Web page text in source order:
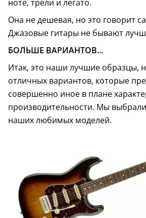
ноте, трели и легато.
Она не дешевая, но это говорит
Джазовые гитары не бывают
БОЛЬШЕ ВАРИАНТОВ...
Итак, это наши лучшие образцы,
отличных вариантов, которые
совершенно иное в плане
производительности. Мы
наших любимых моделей.